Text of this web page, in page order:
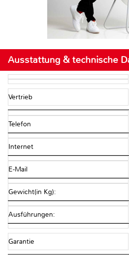
Ausstattung & technische
Vertrieb
Telefon
Internet
E-Mail
Gewicht(in Kg):
Ausführungen:
Garantie